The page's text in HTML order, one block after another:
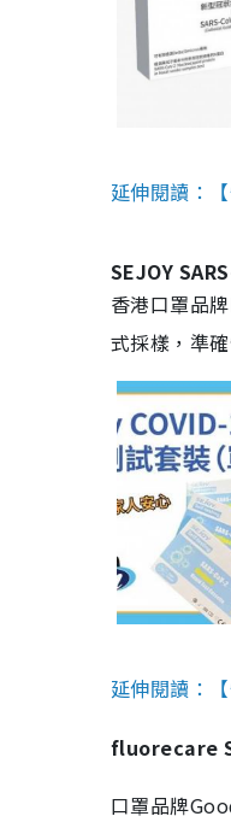
延伸閱讀：
SEJOY
香港口罩品
式採樣，準
延伸閱讀：
fluorecare
口罩品牌